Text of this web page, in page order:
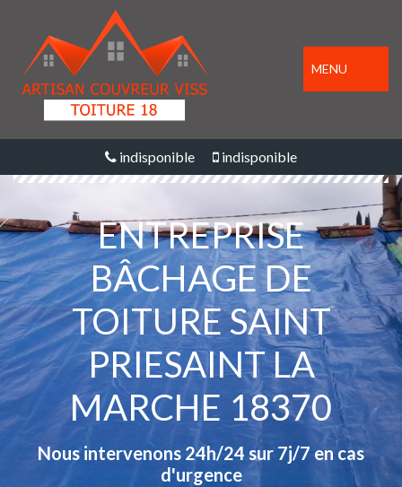
MENU
indisponible indisponible
ENTREPRISE
BÂCHAGE DE
TOITURE SAINT
PRIESAINT LA
MARCHE 18370
Nous intervenons 24h/24 sur 7j/7 en cas
d'urgence